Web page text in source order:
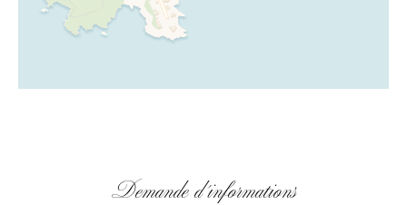
Demande d'informations